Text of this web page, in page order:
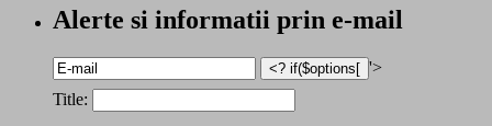
Alerte si informatii prin e-mail
'>
Title: